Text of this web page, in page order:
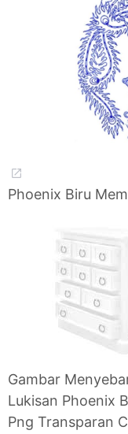
Phoenix Biru
Gambar
Lukisan Phoenix
Png Transparan